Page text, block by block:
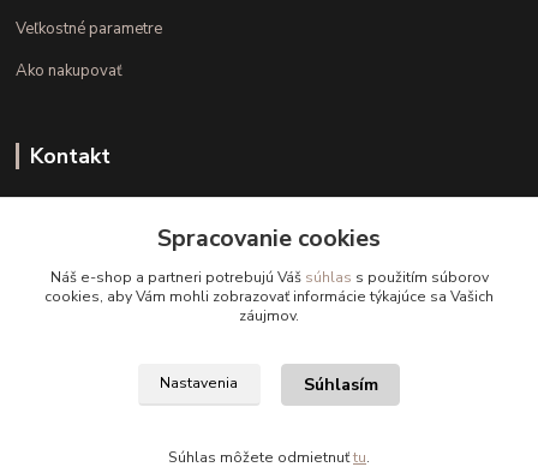
Veľkostné parametre
Ako nakupovať
Kontakt
(Po.-Pi. 10.00 - 15.00)
info@kvalitnaBielizen.sk
Copyright © kvalitnabielizen.sk
Spracovanie cookies
Náš e-shop a partneri potrebujú Váš súhlas s použitím súborov
cookies, aby Vám mohli zobrazovať informácie týkajúce sa Vašich
záujmov.
Nastavenia Súhlasím
Súhlas môžete odmietnuťtu.